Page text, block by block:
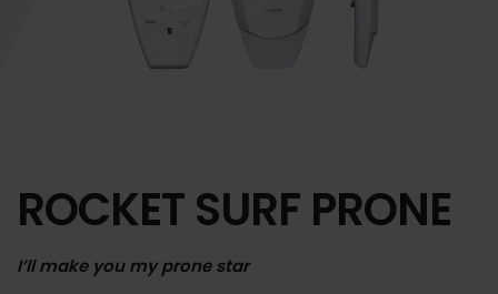
ROCKET SURF PRONE
I’ll make you my prone star